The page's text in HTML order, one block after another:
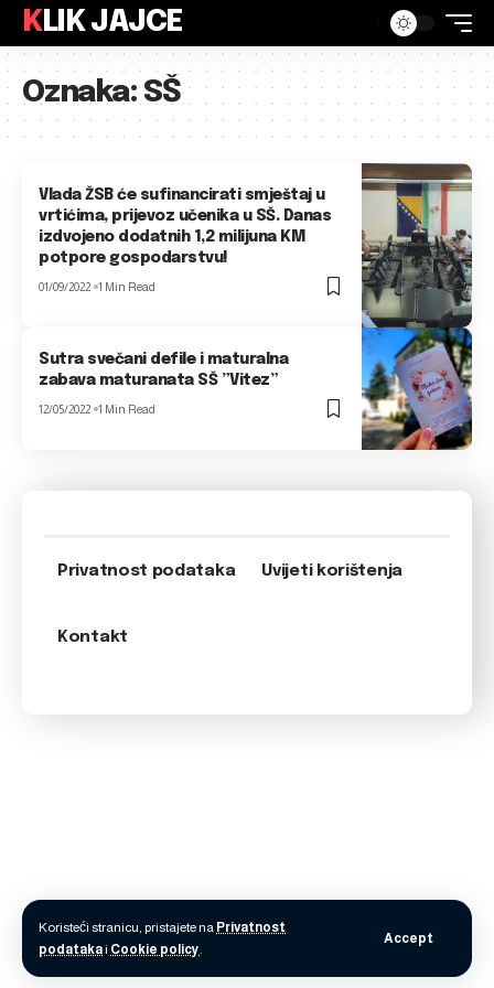
Koristeći stranicu, pristajete na Privatnost
podatakai Cookie policy.
Accept
KLIK JAJCE
Oznaka:SŠ
Vlada ŽSB će sufinancirati smještaj u
vrtićima, prijevoz učenika u SŠ. Danas
izdvojeno dodatnih 1,2 milijuna KM
potpore gospodarstvu!
01/09/2022 1 Min Read
Sutra svečani defile i maturalna
zabava maturanata SŠ ”Vitez”
12/05/2022 1 Min Read
Privatnost podataka Uvijeti korištenja
Kontakt